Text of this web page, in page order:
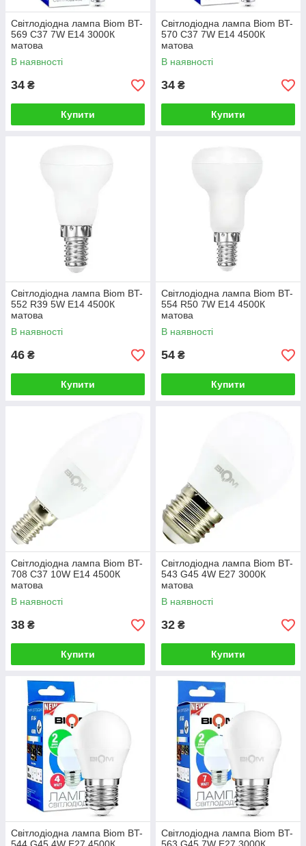
Світлодіодна лампа Biom BT-
569 C37 7W E14 3000К
матова
В наявності
34 ₴
Купити
Світлодіодна лампа Biom BT-
570 C37 7W E14 4500К
матова
В наявності
34 ₴
Купити
Світлодіодна лампа Biom BT-
552 R39 5W E14 4500К
матова
В наявності
46 ₴
Купити
Світлодіодна лампа Biom BT-
554 R50 7W E14 4500К
матова
В наявності
54 ₴
Купити
Свiтлодiодна лампа Biom BT-
708 C37 10W E14 4500К
матова
В наявності
38 ₴
Купити
Світлодіодна лампа Biom BT-
543 G45 4W E27 3000К
матова
В наявності
32 ₴
Купити
Світлодіодна лампа Biom BT-
Світлодіодна лампа Biom BT-